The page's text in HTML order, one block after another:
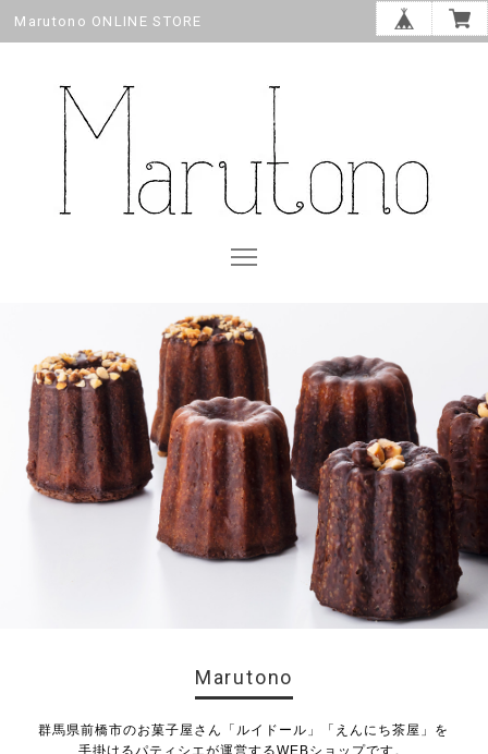
Marutono ONLINE STORE
Marutono
群馬県前橋市のお菓子屋さん「ルイドール」「えんにち茶屋」を
手掛けるパティシエが運営するWEBショップです。